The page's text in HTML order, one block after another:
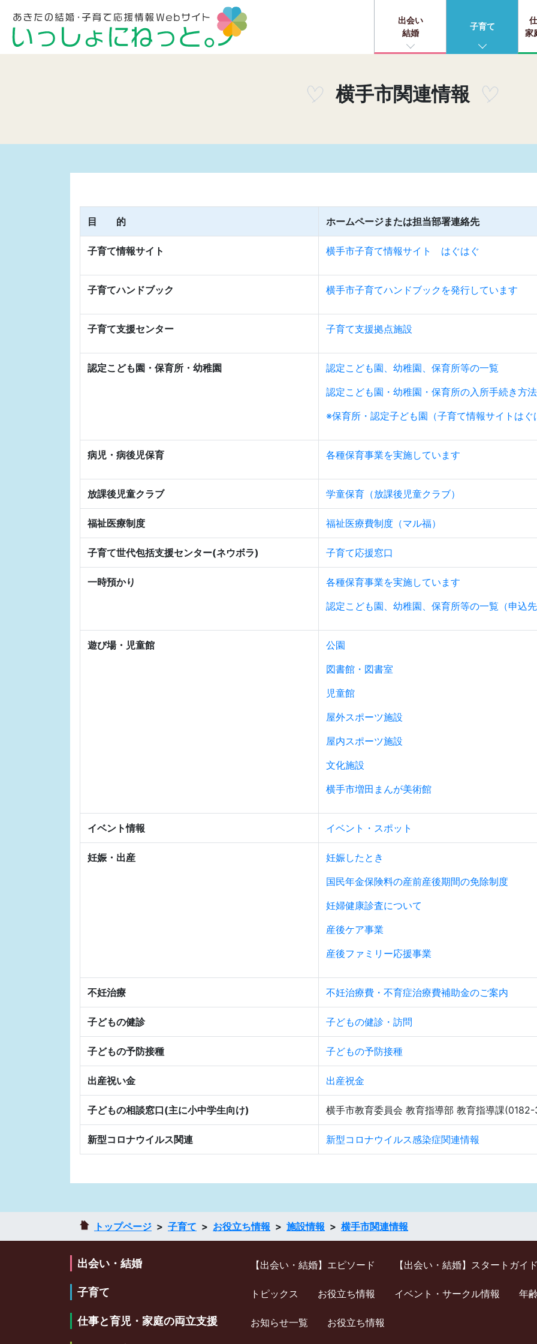
出会い
結婚
子育て
家
横手市関連情報
目 的 ホームページまたは担当部署連絡先
子育て情報サイト 横手市子育て情報サイト はぐはぐ
子育てハンドブック 横手市子育てハンドブックを発行しています
子育て支援センター 子育て支援拠点施設
認定こども園・保育所・幼稚園
認定こども園、幼稚園、保育所等の一覧
認定こども園・幼稚園・保育所の入所手続き方法
※保育所・認定子ども園（子育て情報サイトはぐ
病児・病後児保育 各種保育事業を実施しています
放課後児童クラブ 学童保育（放課後児童クラブ）
福祉医療制度 福祉医療費制度（マル福）
子育て世代包括支援センター(ネウボラ) 子育て応援窓口
一時預かり
各種保育事業を実施しています
認定こども園、幼稚園、保育所等の一覧（申込
遊び場・児童館
公園
図書館・図書室
児童館
屋外スポーツ施設
屋内スポーツ施設
文化施設
横手市増田まんが美術館
イベント情報 イベント・スポット
妊娠・出産
妊娠したとき
国民年金保険料の産前産後期間の免除制度
妊婦健康診査について
産後ケア事業
産後ファミリー応援事業
不妊治療 不妊治療費・不育症治療費補助金のご案内
子どもの健診 子どもの健診・訪問
子どもの予防接種 子どもの予防接種
出産祝い金 出産祝金
子どもの相談窓口(主に小中学生向け) 横手市教育委員会 教育指導部 教育指導課
新型コロナウイルス関連 新型コロナウイルス感染症関連情報
トップページ 子育て お役立ち情報 施設情報 横手市関連情報
出会い・結婚 【出会い・結婚】エピソード 【出会い・結婚】スタートガイ
子育て トピックス お役立ち情報 イベント・サークル情報 年
仕事と育児・家庭の両立支援 お知らせ一覧 お役立ち情報